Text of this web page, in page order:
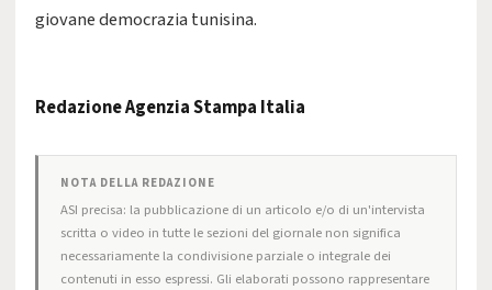
giovane democrazia tunisina.
Redazione Agenzia Stampa Italia
NOTA DELLA REDAZIONE
ASI precisa: la pubblicazione di un articolo e/o di un'intervista
scritta o video in tutte le sezioni del giornale non significa
necessariamente la condivisione parziale o integrale dei
contenuti in esso espressi. Gli elaborati possono rappresentare